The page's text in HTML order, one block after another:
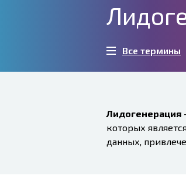
Все термины
Лидогенерация
которых
данных,